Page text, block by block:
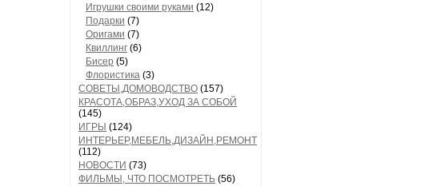
Игрушки своими руками (12)
Подарки (7)
Оригами (7)
Квиллинг (6)
Бисер (5)
Флористика (3)
СОВЕТЫ,ДОМОВОДСТВО (157)
КРАСОТА,ОБРАЗ,УХОД ЗА СОБОЙ
(145)
ИГРЫ (124)
ИНТЕРЬЕР,МЕБЕЛЬ,ДИЗАЙН,РЕМОНТ
(112)
НОВОСТИ (73)
ФИЛЬМЫ, ЧТО ПОСМОТРЕТЬ (56)